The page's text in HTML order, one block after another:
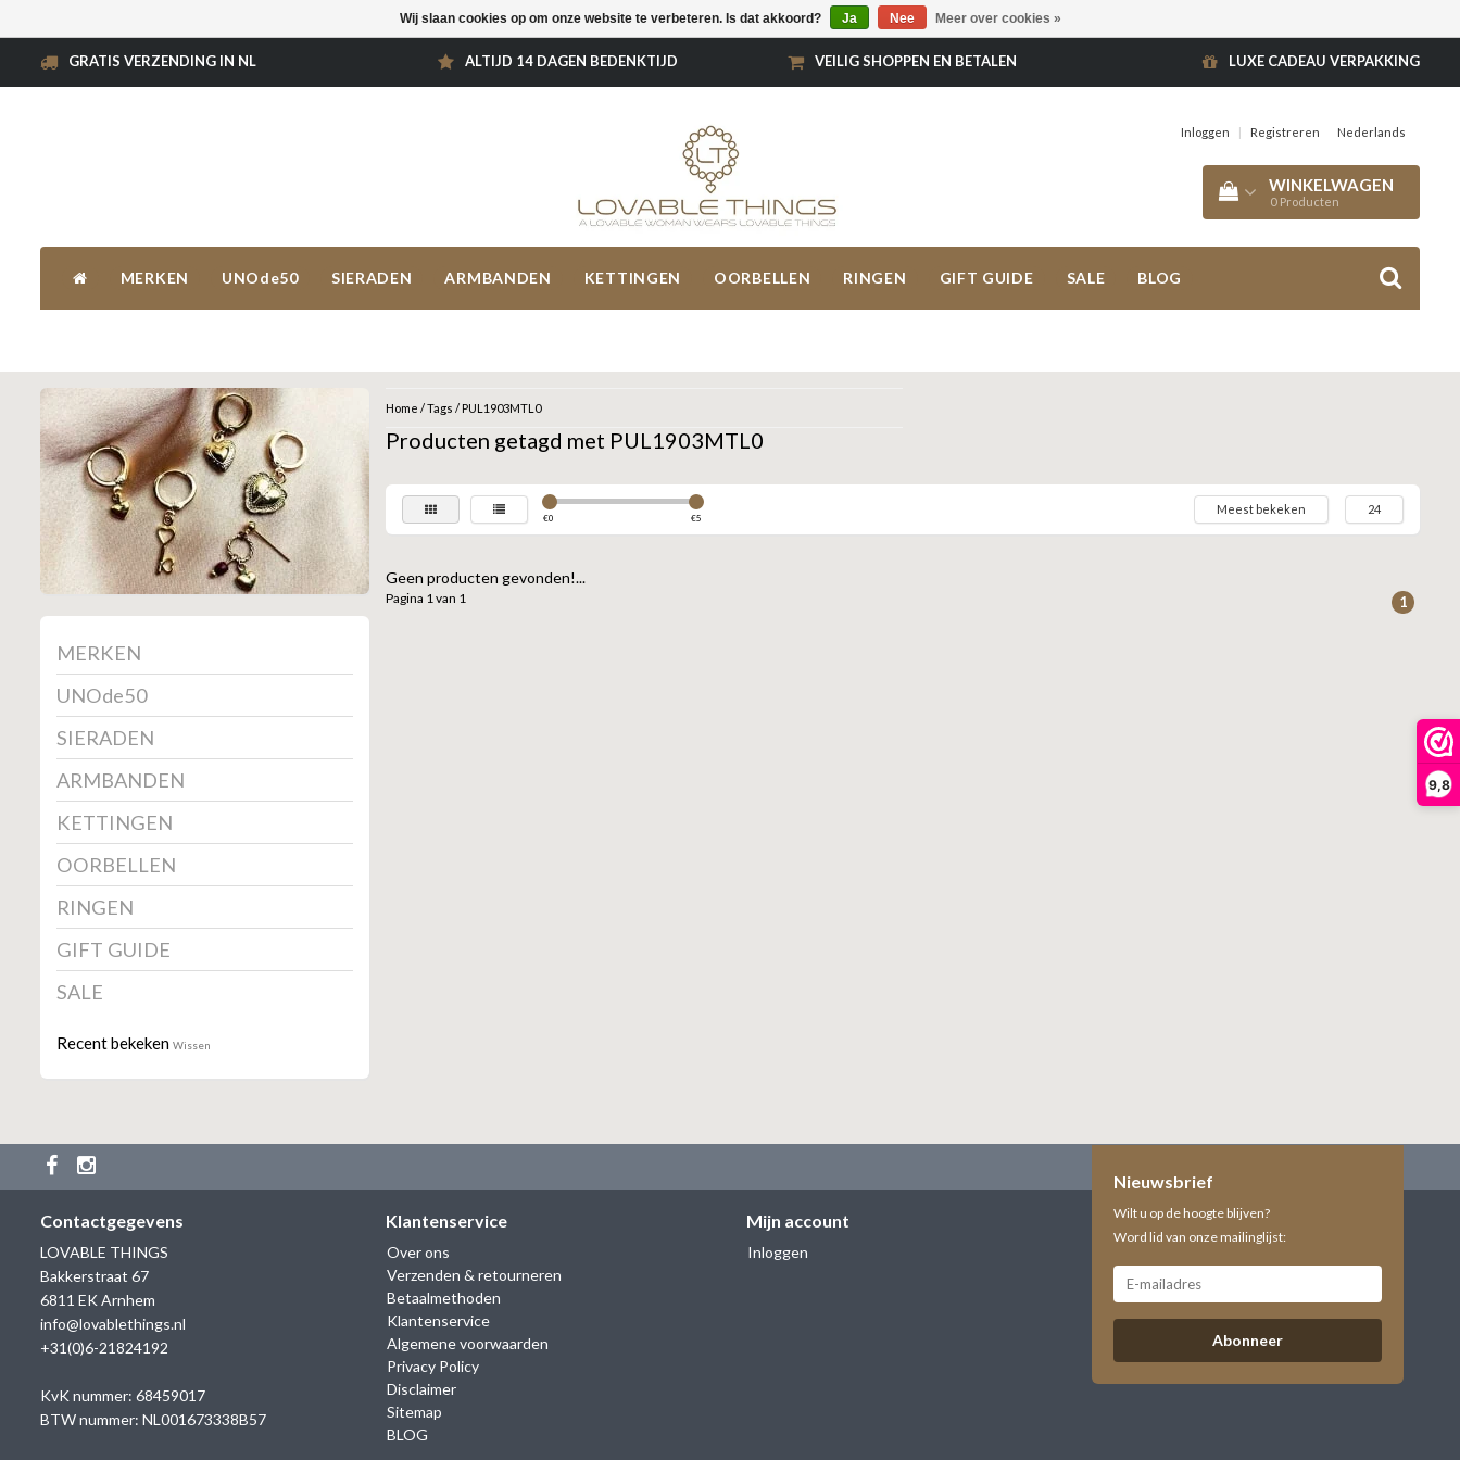
9,8
GRATIS VERZENDING IN NL ALTIJD 14 DAGEN BEDENKTIJD VEILIG SHOPPEN EN BETALEN LUXE CADEAU VERPAKKING
Inloggen | Registreren Nederlands
WINKELWAGEN
0 Producten
MERKEN UNOde50 SIERADEN ARMBANDEN KETTINGEN OORBELLEN RINGEN GIFT GUIDE SALE BLOG
MERKEN
UNOde50
SIERADEN
ARMBANDEN
KETTINGEN
OORBELLEN
RINGEN
GIFT GUIDE
SALE
Recent bekeken Wissen
Home /Tags / PUL1903MTL0
Producten getagd met PUL1903MTL0
€0 €5
Meest bekeken 24
Geen producten gevonden!...
Pagina 1 van 1 1
Contactgegevens
LOVABLE THINGS
Bakkerstraat 67
6811 EK Arnhem
info@lovablethings.nl
+31(0)6-21824192
KvK nummer: 68459017
BTW nummer: NL001673338B57
Klantenservice
Over ons
Verzenden & retourneren
Betaalmethoden
Klantenservice
Algemene voorwaarden
Privacy Policy
Disclaimer
Sitemap
BLOG
Mijn account
Inloggen
Nieuwsbrief
Wilt u op de hoogte blijven?
Word lid van onze mailinglijst:
Abonneer
Wij slaan cookies op om onze website te verbeteren. Is dat akkoord? Ja Nee Meer over cookies »